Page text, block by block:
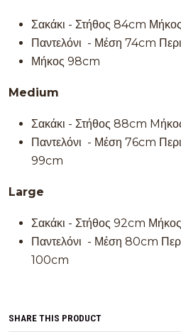
Σακάκι - Στήθος 84cm
Παντελόνι - Μέση 74cm
Μήκος 98cm
Medium
Σακάκι - Στήθος 88cm
Παντελόνι - Μέση 76cm
99cm
Large
Σακάκι - Στήθος 92cm
Παντελόνι - Μέση 80cm
100cm
SHARE THIS PRODUCT